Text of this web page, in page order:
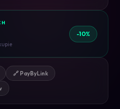
-10%
🔗 PayByLink